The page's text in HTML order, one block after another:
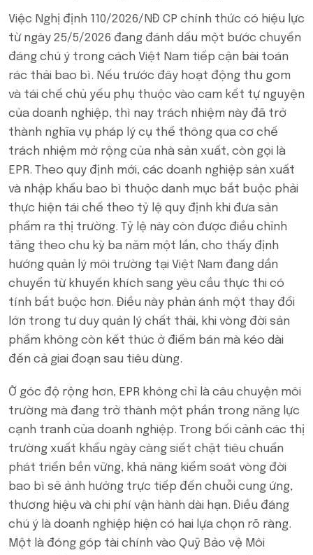
Việc Nghị định 110/2026/NĐ CP chính thức có hiệu lực
từ ngày 25/5/2026 đang đánh dấu một bước chuyển
đáng chú ý trong cách Việt Nam tiếp cận bài toán
rác thải bao bì. Nếu trước đây hoạt động thu gom
và tái chế chủ yếu phụ thuộc vào cam kết tự nguyện
của doanh nghiệp, thì nay trách nhiệm này đã trở
thành nghĩa vụ pháp lý cụ thể thông qua cơ chế
trách nhiệm mở rộng của nhà sản xuất, còn gọi là
EPR. Theo quy định mới, các doanh nghiệp sản xuất
và nhập khẩu bao bì thuộc danh mục bắt buộc phải
thực hiện tái chế theo tỷ lệ quy định khi đưa sản
phẩm ra thị trường. Tỷ lệ này còn được điều chỉnh
tăng theo chu kỳ ba năm một lần, cho thấy định
hướng quản lý môi trường tại Việt Nam đang dần
chuyển từ khuyến khích sang yêu cầu thực thi có
tính bắt buộc hơn. Điều này phản ánh một thay đổi
lớn trong tư duy quản lý chất thải, khi vòng đời sản
phẩm không còn kết thúc ở điểm bán mà kéo dài
đến cả giai đoạn sau tiêu dùng.
Ở góc độ rộng hơn, EPR không chỉ là câu chuyện môi
trường mà đang trở thành một phần trong năng lực
cạnh tranh của doanh nghiệp. Trong bối cảnh các thị
trường xuất khẩu ngày càng siết chặt tiêu chuẩn
phát triển bền vững, khả năng kiểm soát vòng đời
bao bì sẽ ảnh hưởng trực tiếp đến chuỗi cung ứng,
thương hiệu và chi phí vận hành dài hạn. Điều đáng
chú ý là doanh nghiệp hiện có hai lựa chọn rõ ràng.
Một là đóng góp tài chính vào Quỹ Bảo vệ Môi